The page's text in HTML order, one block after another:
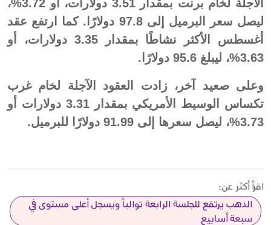
الآجلة لخام برنت بمقدار 3.51 دولارات، أو 3.72%،
ليصل سعر البرميل إلى 97.8 دولارًا. كما ارتفع عقد
أغسطس الأكثر نشاطًا بمقدار 3.35 دولارات، أو
3.63%، ليبلغ 95.6 دولارًا.
وعلى صعيد آخر، زادت العقود الآجلة لخام غرب
تكساس الوسيط الأمريكي بمقدار 3.31 دولارات أو
3.73%، ليصل سعرها إلى 91.99 دولارًا للبرميل.
اقرأ أكثر عن:
الذهب يرتفع للجلسة الرابعة توالياً ويسجل أعلى مستوى في
سبعة أسابيع